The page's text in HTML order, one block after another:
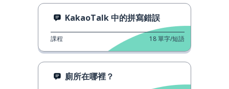
KakaoTalk 中的拼寫錯誤
課程 18單字/短語
廁所在哪裡？